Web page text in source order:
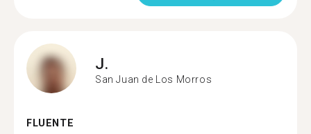
J.
San Juan de Los Morros
FLUENTE